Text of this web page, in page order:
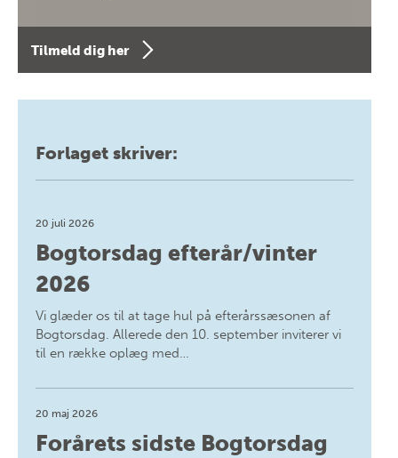
Tilmeld dig her
Forlaget skriver:
20 juli 2026
Bogtorsdag efterår/vinter
2026
Vi glæder os til at tage hul på efterårssæsonen af
Bogtorsdag. Allerede den 10. september inviterer vi
til en række oplæg med…
20 maj 2026
Forårets sidste Bogtorsdag